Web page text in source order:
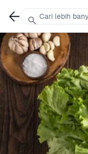
Cari lebih